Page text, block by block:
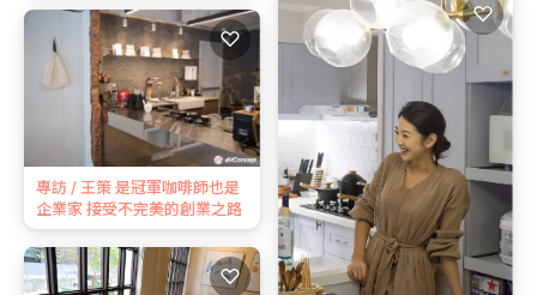
♡
專訪 / 王策 是冠軍咖啡師也是
企業家 接受不完美的創業之路
♡
♡